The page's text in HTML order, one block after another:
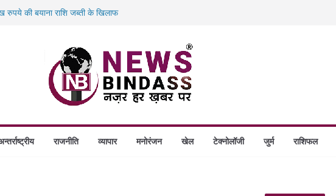
की बयाना राशि जब्ती के खिलाफ
हर विकासखंड के 10 उत्कृष्ट गोठानों
राजनीति व्यापार मनोरंजन खेल टेक्नोलॉजी जुर्म राशिफल